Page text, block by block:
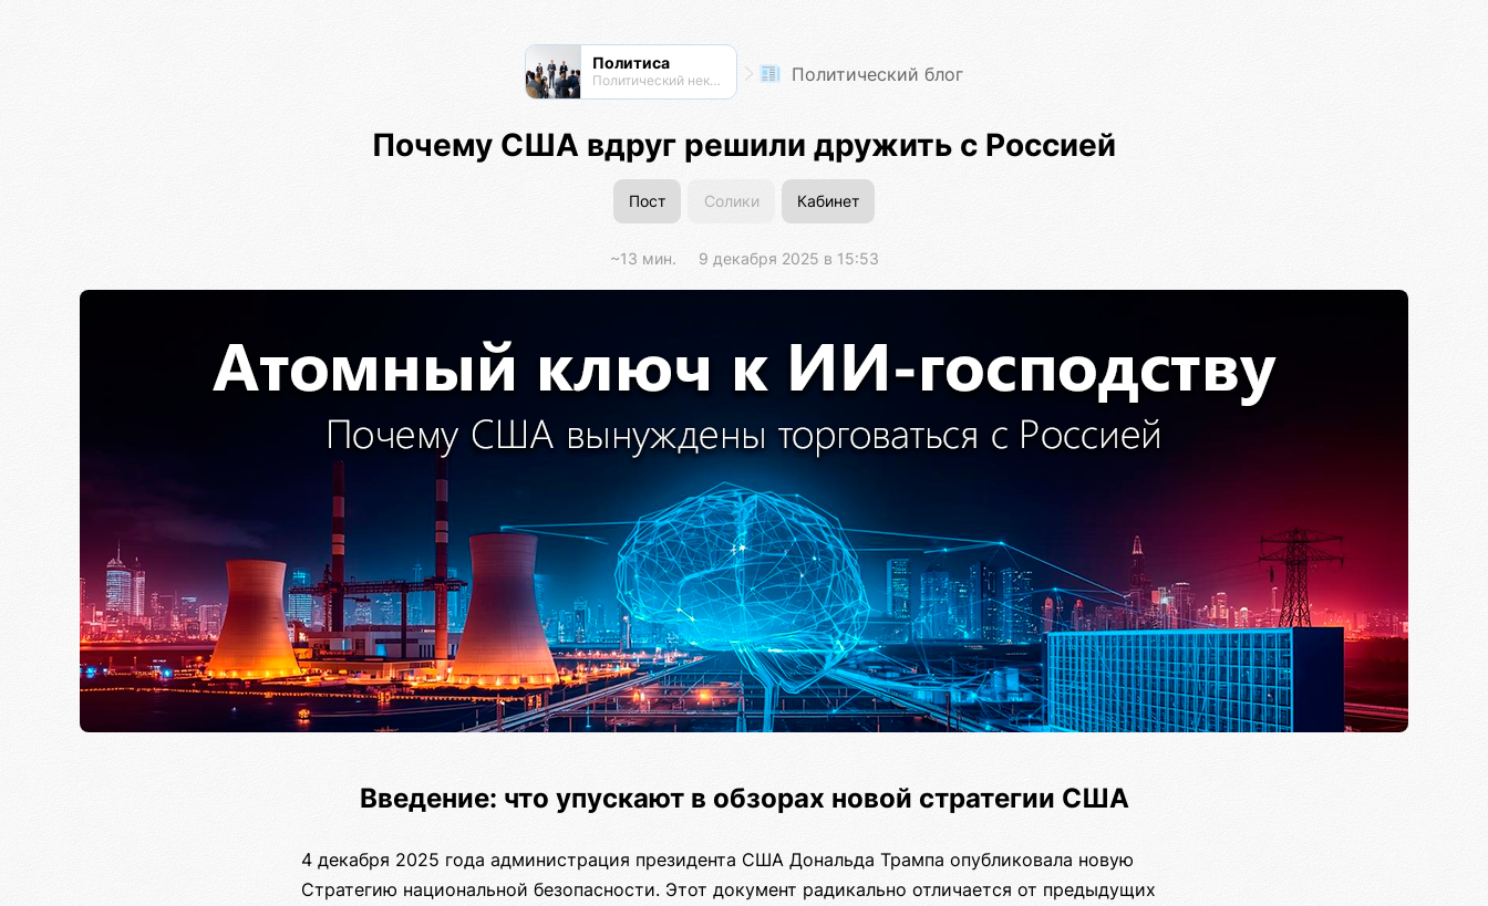
Политиса
Политический нексус Политический блог
Почему США вдруг решили дружить с Россией
Пост Солики Кабинет
~13 мин. 9 декабря 2025 в 15:53
Введение: что упускают в обзорах новой стратегии США
4 декабря 2025 года администрация президента США Дональда Трампа опубликовала новую
Стратегию национальной безопасности. Этот документ радикально отличается от предыдущих